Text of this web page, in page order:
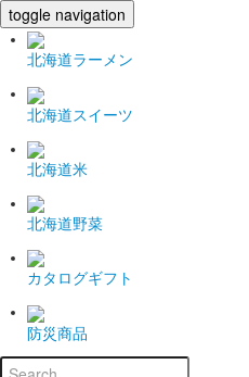
toggle navigation
北海道ラーメン
北海道スイーツ
北海道米
北海道野菜
カタログギフト
防災商品